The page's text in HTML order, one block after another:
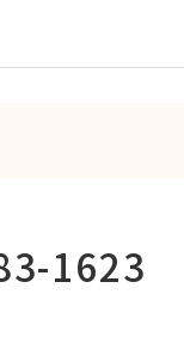
1623